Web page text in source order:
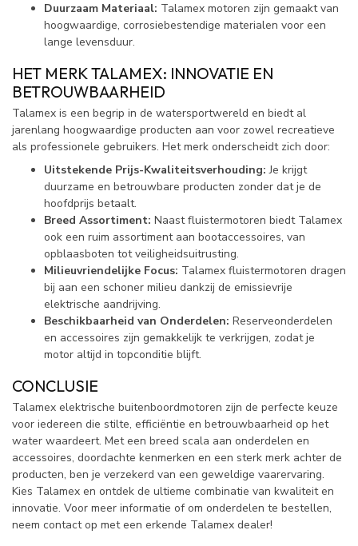
Duurzaam Materiaal: Talamex motoren zijn gemaakt van
hoogwaardige, corrosiebestendige materialen voor een
lange levensduur.
HET MERK TALAMEX: INNOVATIE EN
BETROUWBAARHEID
Talamex is een begrip in de watersportwereld en biedt al
jarenlang hoogwaardige producten aan voor zowel recreatieve
als professionele gebruikers. Het merk onderscheidt zich door:
Uitstekende Prijs-Kwaliteitsverhouding:Je krijgt
duurzame en betrouwbare producten zonder dat je de
hoofdprijs betaalt.
Breed Assortiment: Naast fluistermotoren biedt Talamex
ook een ruim assortiment aan bootaccessoires, van
opblaasboten tot veiligheidsuitrusting.
Milieuvriendelijke Focus: Talamex fluistermotoren dragen
bij aan een schoner milieu dankzij de emissievrije
elektrische aandrijving.
Beschikbaarheid van Onderdelen: Reserveonderdelen
en accessoires zijn gemakkelijk te verkrijgen, zodat je
motor altijd in topconditie blijft.
CONCLUSIE
Talamex elektrische buitenboordmotoren zijn de perfecte keuze
voor iedereen die stilte, efficiëntie en betrouwbaarheid op het
water waardeert. Met een breed scala aan onderdelen en
accessoires, doordachte kenmerken en een sterk merk achter de
producten, ben je verzekerd van een geweldige vaarervaring.
Kies Talamex en ontdek de ultieme combinatie van kwaliteit en
innovatie. Voor meer informatie of om onderdelen te bestellen,
neem contact op met een erkende Talamex dealer!